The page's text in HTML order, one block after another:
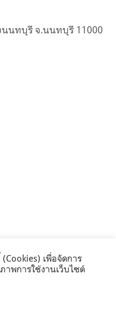
นนทบุรี จ.นนทบุรี 11000
เพื่อจัดการ
าพการใช้งานเว็บไซต์